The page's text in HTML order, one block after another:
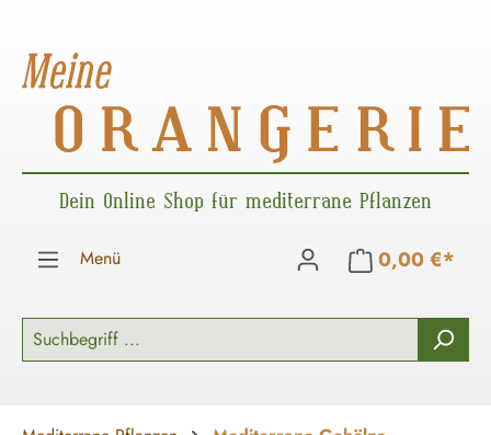
Dein Online Shop für mediterrane Pflanzen
Menü 0,00 €*